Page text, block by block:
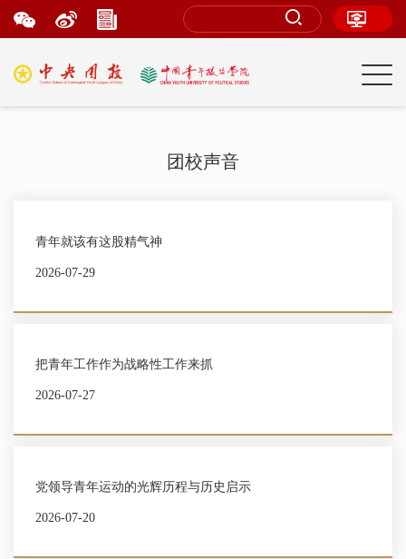
团校声音
青年就该有这股精气神
2026-07-29
把青年工作作为战略性工作来抓
2026-07-27
党领导青年运动的光辉历程与历史启示
2026-07-20